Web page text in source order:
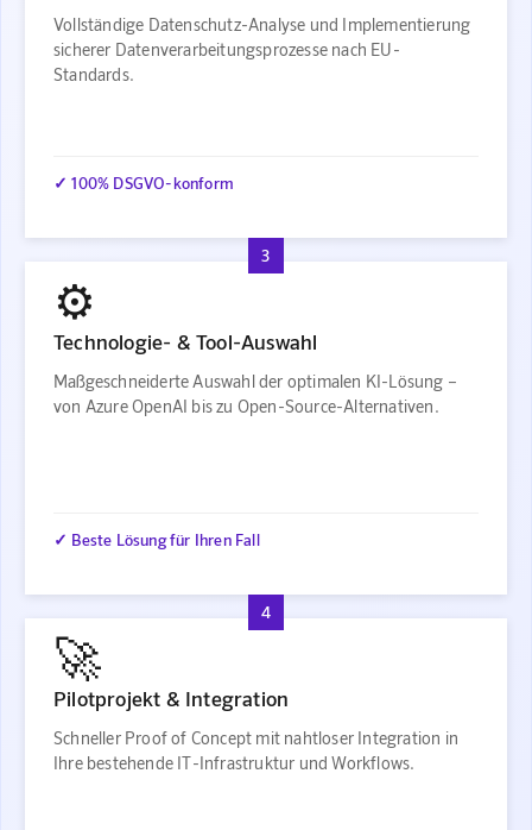
Vollständige Datenschutz-Analyse und Implementierung
sicherer Datenverarbeitungsprozesse nach EU-
Standards.
✓ 100% DSGVO-konform
3
⚙️
Technologie- & Tool-Auswahl
Maßgeschneiderte Auswahl der optimalen KI-Lösung –
von Azure OpenAI bis zu Open-Source-Alternativen.
✓ Beste Lösung für Ihren Fall
4
🚀
Pilotprojekt & Integration
Schneller Proof of Concept mit nahtloser Integration in
Ihre bestehende IT-Infrastruktur und Workflows.